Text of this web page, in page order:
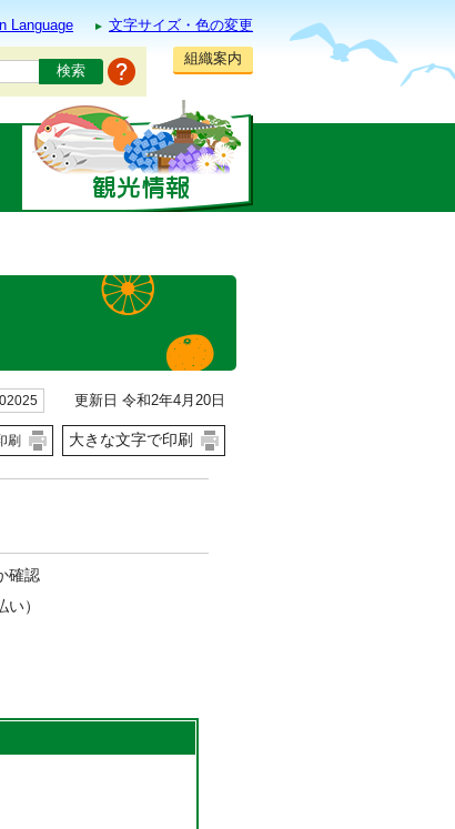
Language
文字サイズ・色の変更
組織案内
更新日 令和2年4月20日
刷 大きな文字で印刷
確認
）